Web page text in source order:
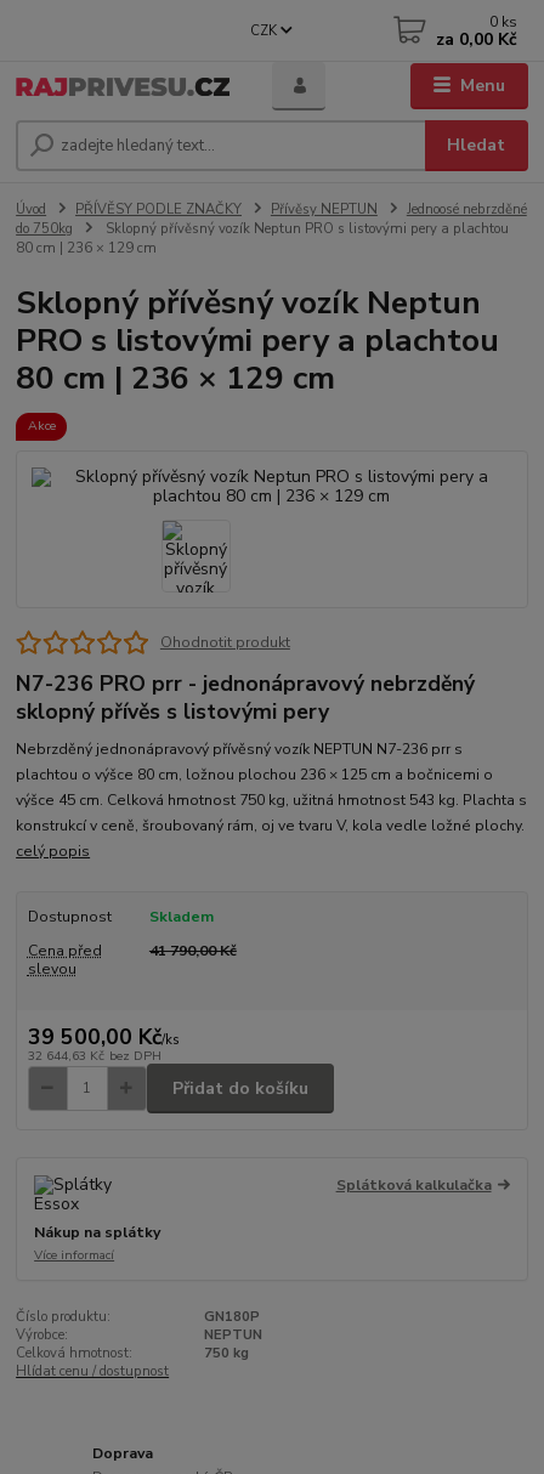
Menu
CZK
Hledat
0 ks
za 0,00 Kč
Úvod PŘÍVĚSY PODLE ZNAČKY Přívěsy NEPTUN
Jednoosé nebrzděné
do 750kg
Sklopný přívěsný vozík Neptun PRO s listovými pery a plachtou
80 cm | 236 × 129 cm
Sklopný přívěsný vozík Neptun
PRO s listovými pery a plachtou
80 cm | 236 × 129 cm
Akce
Ohodnotit produkt
N7-236 PRO prr - jednonápravový nebrzděný
sklopný přívěs s listovými pery
Nebrz­děný jednonápravový přívěsný vozík NEPTUN N7-236 prr s
plachtou o výšce 80 cm, ložnou plochou 236 × 125 cm a bočnicemi o
výšce 45 cm. Celková hmotnost 750 kg, užitná hmotnost 543 kg. Plachta s
konstrukcí v ceně, šroubovaný rám, oj ve tvaru V, kola vedle ložné plochy.
celý popis
Dostupnost
Skladem
Cena před
slevou
41 790,00 Kč
39 500,00 Kč/ks
32 644,63 Kč bez DPH
Přidat do košíku
Splátková kalkulačka
Nákup na splátky
Více informací
Číslo produktu:
GN180P
Výrobce:
NEPTUN
Celková hmotnost:
750 kg
Hlídat cenu / dostupnost
Doprava